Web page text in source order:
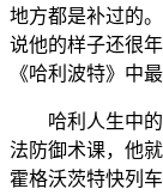
地方都是补过的
说他的样子还很
《哈利波特》中
哈利人生中的
法防御术课，他
霍格沃茨特快列